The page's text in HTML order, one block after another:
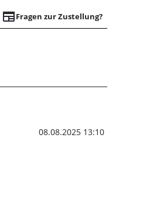
newspaperFragen zur Zustellung?
Island -
08.08.2025 13:10